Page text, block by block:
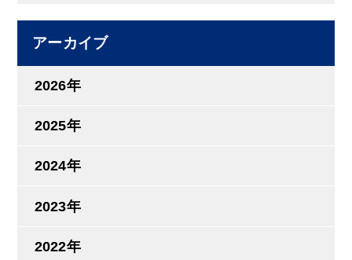
アーカイブ
2026年
2025年
2024年
2023年
2022年